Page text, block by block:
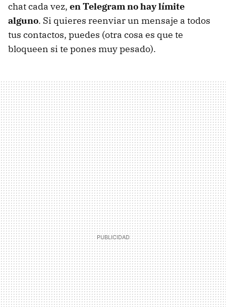
chat cada vez, en Telegram no hay límite
alguno. Si quieres reenviar un mensaje a todos
tus contactos, puedes (otra cosa es que te
bloqueen si te pones muy pesado).